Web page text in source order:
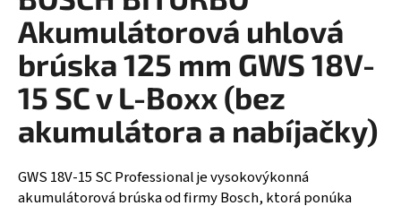
Akumulátorová uhlová
brúska 125 mm GWS 18V-
15 SC v L-Boxx (bez
akumulátora a nabíjačky)
GWS 18V-15 SC Professional je vysokovýkonná
akumulátorová brúska od firmy Bosch, ktorá ponúka
á
j
s
ť
?